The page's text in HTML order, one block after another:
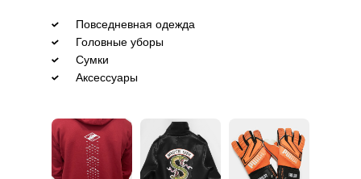
Повседневная одежда
Головные уборы
Сумки
Аксессуары